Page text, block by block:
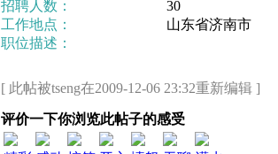
招聘人数：
30
工作地点：
山东省济南市
职位描述：
[ 此帖被tseng在2009-12-06 23:32重新编辑 ]
评价一下你浏览此帖子的感受